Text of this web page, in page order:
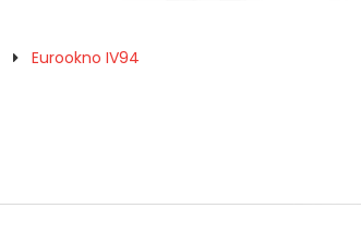
Eurookno IV94